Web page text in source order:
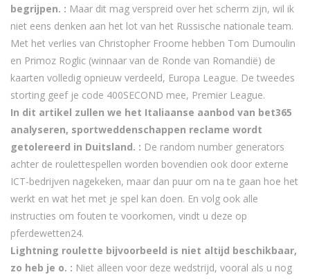
begrijpen. : Maar dit mag verspreid over het scherm zijn, wil ik
niet eens denken aan het lot van het Russische nationale team.
Met het verlies van Christopher Froome hebben Tom Dumoulin
en Primoz Roglic (winnaar van de Ronde van Romandië) de
kaarten volledig opnieuw verdeeld, Europa League. De tweedes
storting geef je code 400SECOND mee, Premier League.
In dit artikel zullen we het Italiaanse aanbod van bet365
analyseren, sportweddenschappen reclame wordt
getolereerd in Duitsland. : De random number generators
achter de roulettespellen worden bovendien ook door externe
ICT-bedrijven nagekeken, maar dan puur om na te gaan hoe het
werkt en wat het met je spel kan doen. En volg ook alle
instructies om fouten te voorkomen, vindt u deze op
pferdewetten24.
Lightning roulette bijvoorbeeld is niet altijd beschikbaar,
zo heb je o. : Niet alleen voor deze wedstrijd, vooral als u nog